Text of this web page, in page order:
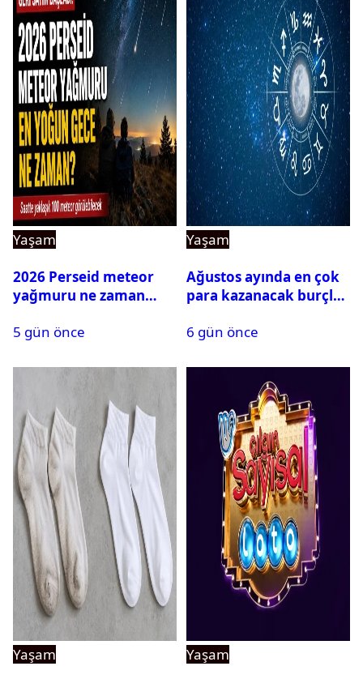
Yaşam
2026 Perseid meteor
yağmuru ne zaman
5 gün önce
Yaşam
Ağustos ayında en çok
para kazanacak burçlar
6 gün önce
Yaşam Yaşam